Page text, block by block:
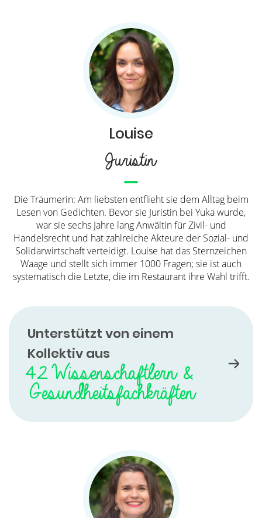
Louise
Juristin
Die Träumerin: Am liebsten entflieht sie dem Alltag beim
Lesen von Gedichten. Bevor sie Juristin bei Yuka wurde,
war sie sechs Jahre lang Anwältin für Zivil- und
Handelsrecht und hat zahlreiche Akteure der Sozial- und
Solidarwirtschaft verteidigt. Louise hat das Sternzeichen
Waage und stellt sich immer 1000 Fragen; sie ist auch
systematisch die Letzte, die im Restaurant ihre Wahl trifft.
Unterstützt von einem
Kollektiv aus
42 Wissenschaftlern &
Gesundheitsfachkräften